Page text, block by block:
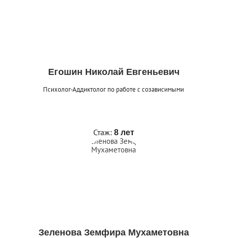
Егошин Николай Евгеньевич
Психолог-Аддиктолог по работе с созависимыми
Стаж: 8 лет
Зеленова Земфира Мухаметовна